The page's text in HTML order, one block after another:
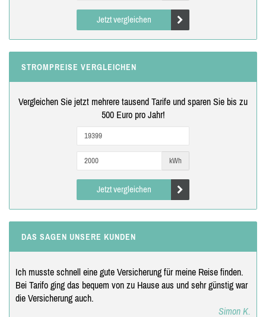
Jetzt vergleichen
STROMPREISE VERGLEICHEN
Vergleichen Sie jetzt mehrere tausend Tarife und sparen Sie bis zu
500 Euro pro Jahr!
kWh
Jetzt vergleichen
DAS SAGEN UNSERE KUNDEN
Ich musste schnell eine gute Versicherung für meine Reise finden.
Bei Tarifo ging das bequem von zu Hause aus und sehr günstig war
die Versicherung auch.
Simon K.